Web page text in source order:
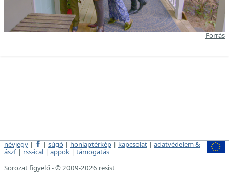
Forrás
névjegy | | súgó | honlaptérkép | kapcsolat | adatvédelem &
ászf | rss-ical | appok | támogatás
Sorozat figyelő - © 2009-2026 resist